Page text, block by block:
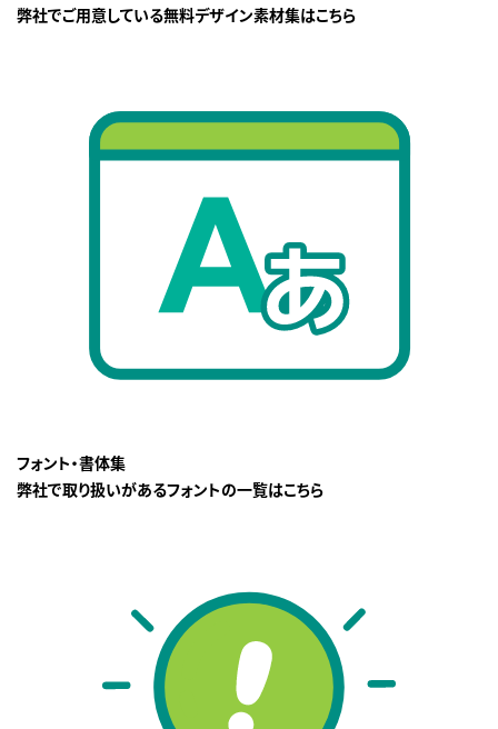
弊社でご用意している無料デザイン素材集はこちら
フォント・書体集
弊社で取り扱いがあるフォントの一覧はこちら